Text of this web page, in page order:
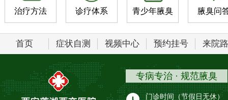
治疗方法 诊疗体系 青少年腋臭 腋臭问
首页 症状自测 视频中心 预约挂号 来院
专病专治 · 规范腋臭
门诊时间（节假日无休）